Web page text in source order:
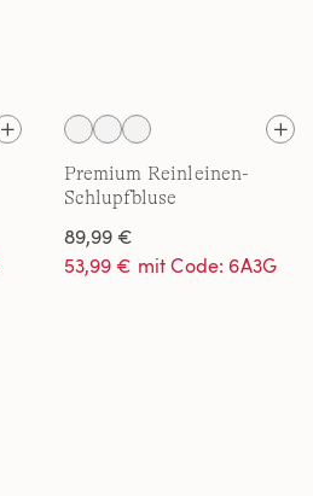
Premium Reinleinen-
Schlupfbluse
89,99 €
53,99 € mit Code: 6A3G